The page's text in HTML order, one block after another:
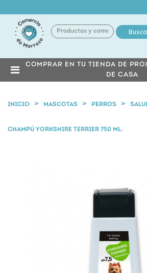
COMPRAR EN TU TIENDA DE
DE CASA
INICIO MASCOTAS PERROS
CHAMPÚ YORKSHIRE TERRIER 750 ML.